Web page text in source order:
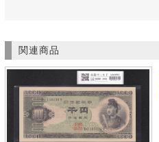
関連商品